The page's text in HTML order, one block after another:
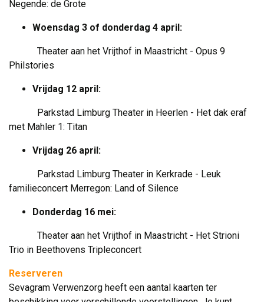
Negende: de Grote
Woensdag 3 of donderdag 4 april:
Theater aan het Vrijthof in Maastricht - Opus 9
Philstories
Vrijdag 12 april:
Parkstad Limburg Theater in Heerlen - Het dak eraf
met Mahler 1: Titan
Vrijdag 26 april:
Parkstad Limburg Theater in Kerkrade - Leuk
familieconcert Merregon: Land of Silence
Donderdag 16 mei:
Theater aan het Vrijthof in Maastricht - Het Strioni
Trio in Beethovens Tripleconcert
Reserveren
Sevagram Verwenzorg heeft een aantal kaarten ter